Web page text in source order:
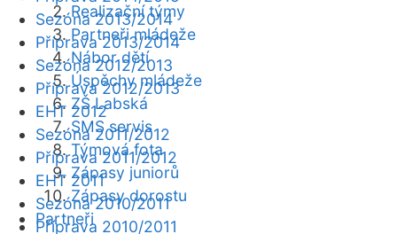
Realizační týmy
Partneři mládeže
Nábor dětí
Úspěchy mládeže
ZŠ Labská
SMS servis
Týmová fota
Zápasy juniorů
Zápasy dorostu
Partneři
Sezóna 2013/2014
Příprava 2013/2014
Sezóna 2012/2013
Příprava 2012/2013
EHT 2012
Sezóna 2011/2012
Příprava 2011/2012
EHT 2011
Sezóna 2010/2011
Příprava 2010/2011